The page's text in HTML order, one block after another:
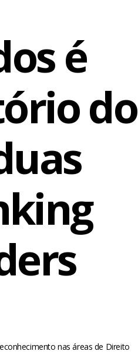
é
do
nas áreas de Direito